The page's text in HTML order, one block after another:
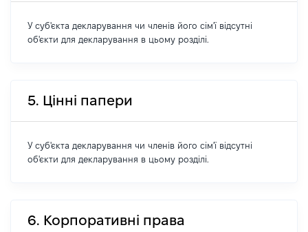
У суб'єкта декларування чи членів його сім'ї відсутні
об'єкти для декларування в цьому розділі.
5. Цінні папери
У суб'єкта декларування чи членів його сім'ї відсутні
об'єкти для декларування в цьому розділі.
6. Корпоративні права